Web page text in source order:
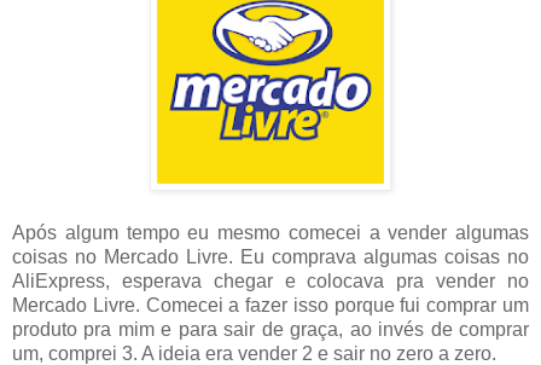
Após algum tempo eu mesmo comecei a vender algumas
coisas no Mercado Livre. Eu comprava algumas coisas no
AliExpress, esperava chegar e colocava pra vender no
Mercado Livre. Comecei a fazer isso porque fui comprar um
produto pra mim e para sair de graça, ao invés de comprar
um, comprei 3. A ideia era vender 2 e sair no zero a zero.